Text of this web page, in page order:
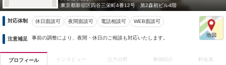
東京都新宿区四谷三栄町4番12号 第2森初ビル4階
対応体制 休日面談可 夜間面談可 電話相談可 WEB面談可
注意補足 事前の調整により、夜間・休日のご相談も対応いたします。
プロフィール インタビュー 注力分野 事例紹介 料金表